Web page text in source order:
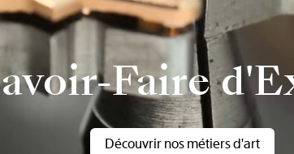
Faire
Découvrir nos métiers d'art